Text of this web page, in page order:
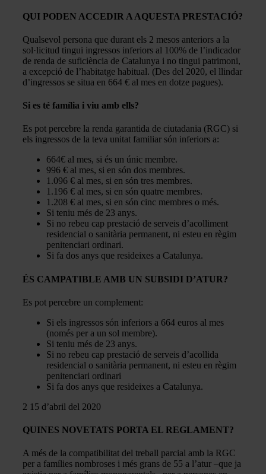
QUI PODEN ACCEDIR A AQUESTA PRESTACIÓ?
Qualsevol persona que durant els 2 mesos anteriors a la
sol·licitud tingui ingressos inferiors al 100% de l’indicador
de renda de suficiència de Catalunya i no tingui patrimoni,
a excepció de l’habitatge habitual. (Des del 2020, el llindar
d’ingressos se situa en 664 € al mes en dotze pagues).
Si es té família i viu amb ells?
Es pot percebre la renda garantida de ciutadania (RGC) si
els ingressos de la teva unitat familiar són inferiors a:
664€ al mes, si és un únic membre.
996 € al mes, si en són dos membres.
1.096 € al mes, si en són tres membres.
1.196 € al mes, si en són quatre membres.
1.208 € al mes, si en són cinc membres o més.
Si teniu més de 23 anys.
Si no rebeu cap prestació de serveis d’acolliment
residencial o sanitària permanent, ni esteu en règim
penitenciari ordinari.
Si fa dos anys que resideixes a Catalunya.
ÉS CAMPATIBLE AMB UN SUBSIDI D’ATUR?
Es pot percebre un complement:
Si els ingressos són inferiors a 664 euros al mes
(només per a un sol membre).
Si teniu més de 23 anys.
Si no rebeu cap prestació de serveis d’acollida
residencial o sanitària permanent, ni esteu en règim
penitenciari ordinari
Si fa dos anys que resideixes a Catalunya.
2 15 d’abril del 2020
QUINES NOVETATS PORTA EL REGLAMENT?
A més de la compatibilitat del treball parcial amb la RGC
per a famílies nombroses i més grans de 55 a l’atur –que ja